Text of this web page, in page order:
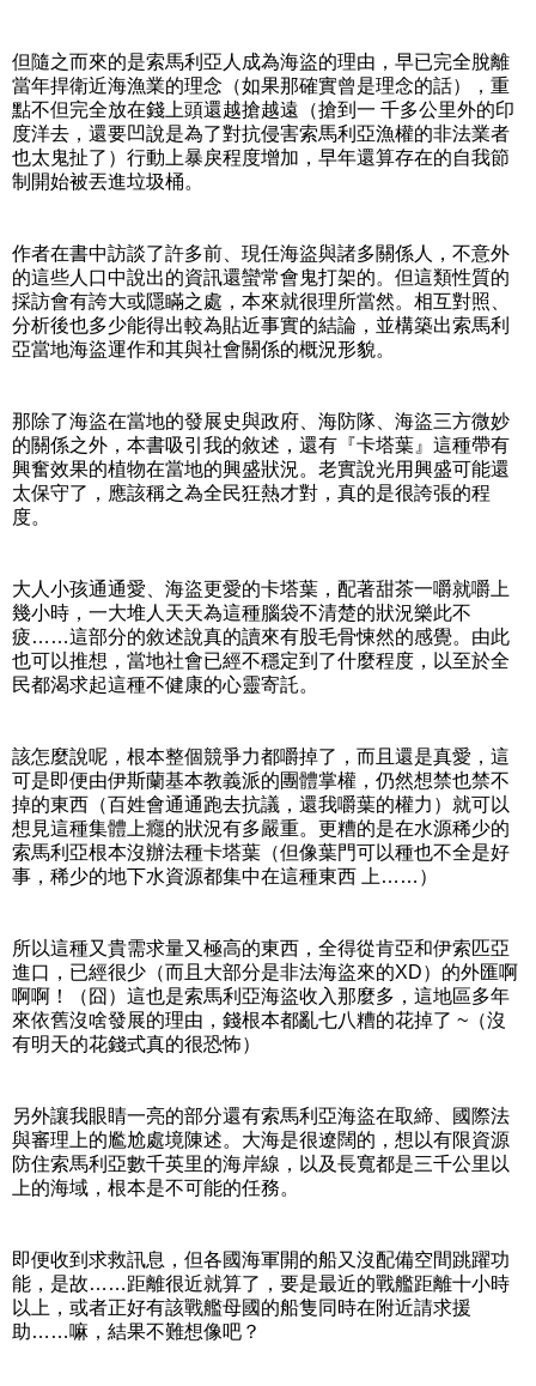
但隨之而來的是索馬利亞人成為海盜的理由，早已完全脫離
當年捍衛近海漁業的理念（如果那確實曾是理念的話），重
點不但完全放在錢上頭還越搶越遠（搶到一 千多公里外的印
度洋去，還要凹說是為了對抗侵害索馬利亞漁權的非法業者
也太鬼扯了）行動上暴戾程度增加，早年還算存在的自我節
制開始被丟進垃圾桶。
作者在書中訪談了許多前、現任海盜與諸多關係人，不意外
的這些人口中說出的資訊還蠻常會鬼打架的。但這類性質的
採訪會有誇大或隱瞞之處，本來就很理所當然。相互對照、
分析後也多少能得出較為貼近事實的結論，並構築出索馬利
亞當地海盜運作和其與社會關係的概況形貌。
那除了海盜在當地的發展史與政府、海防隊、海盜三方微妙
的關係之外，本書吸引我的敘述，還有『卡塔葉』這種帶有
興奮效果的植物在當地的興盛狀況。老實說光用興盛可能還
太保守了，應該稱之為全民狂熱才對，真的是很誇張的程
度。
大人小孩通通愛、海盜更愛的卡塔葉，配著甜茶一嚼就嚼上
幾小時，一大堆人天天為這種腦袋不清楚的狀況樂此不
疲……這部分的敘述說真的讀來有股毛骨悚然的感覺。由此
也可以推想，當地社會已經不穩定到了什麼程度，以至於全
民都渴求起這種不健康的心靈寄託。
該怎麼說呢，根本整個競爭力都嚼掉了，而且還是真愛，這
可是即便由伊斯蘭基本教義派的團體掌權，仍然想禁也禁不
掉的東西（百姓會通通跑去抗議，還我嚼葉的權力）就可以
想見這種集體上癮的狀況有多嚴重。更糟的是在水源稀少的
索馬利亞根本沒辦法種卡塔葉（但像葉門可以種也不全是好
事，稀少的地下水資源都集中在這種東西 上……）
所以這種又貴需求量又極高的東西，全得從肯亞和伊索匹亞
進口，已經很少（而且大部分是非法海盜來的XD）的外匯啊
啊啊！（囧）這也是索馬利亞海盜收入那麼多，這地區多年
來依舊沒啥發展的理由，錢根本都亂七八糟的花掉了 ~（沒
有明天的花錢式真的很恐怖）
另外讓我眼睛一亮的部分還有索馬利亞海盜在取締、國際法
與審理上的尷尬處境陳述。大海是很遼闊的，想以有限資源
防住索馬利亞數千英里的海岸線，以及長寬都是三千公里以
上的海域，根本是不可能的任務。
即便收到求救訊息，但各國海軍開的船又沒配備空間跳躍功
能，是故……距離很近就算了，要是最近的戰艦距離十小時
以上，或者正好有該戰艦母國的船隻同時在附近請求援
助……嘛，結果不難想像吧？